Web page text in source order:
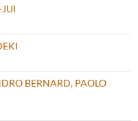
BERNARD, PAOLO